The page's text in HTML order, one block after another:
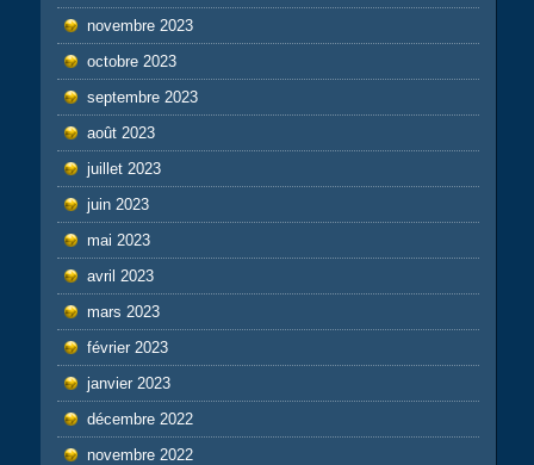
novembre 2023
octobre 2023
septembre 2023
août 2023
juillet 2023
juin 2023
mai 2023
avril 2023
mars 2023
février 2023
janvier 2023
décembre 2022
novembre 2022